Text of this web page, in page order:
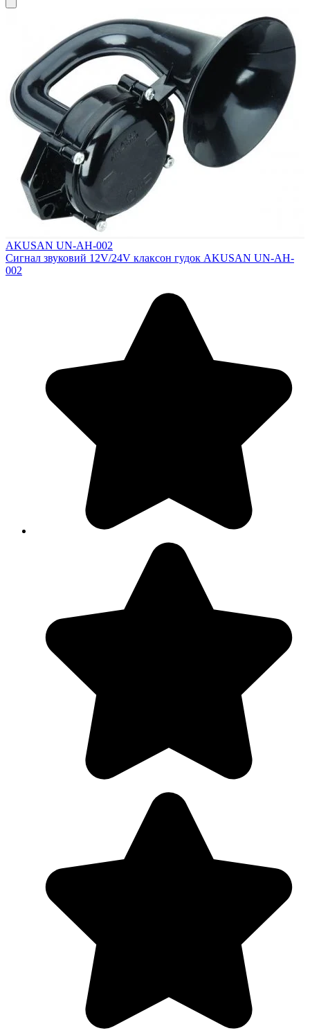
AKUSAN UN-AH-002
Сигнал звуковий 12V/24V клаксон гудок AKUSAN UN-AH-
002